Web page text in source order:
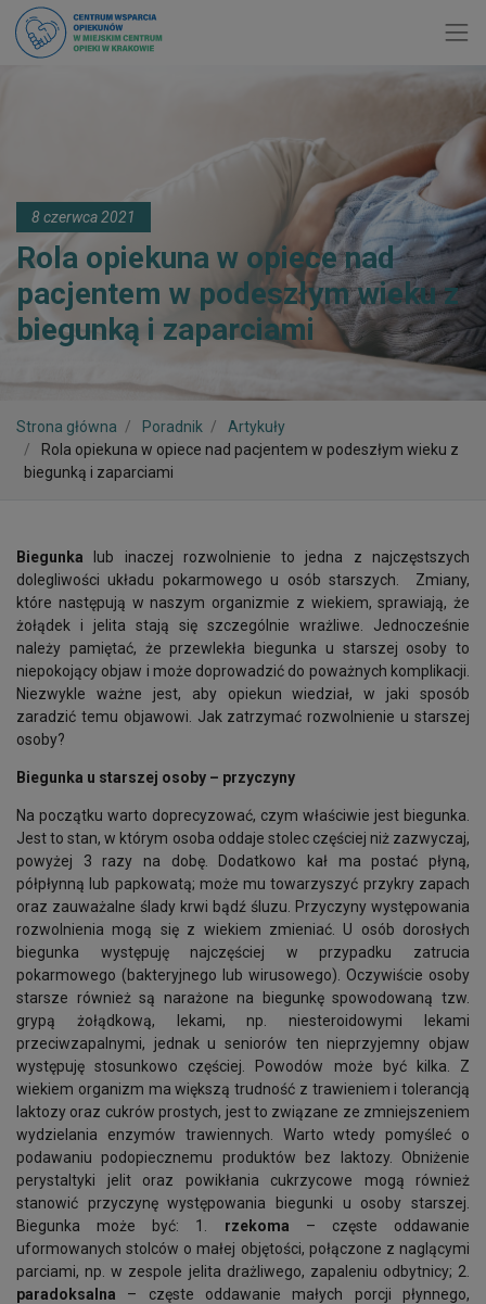
8 czerwca 2021
Rola opiekuna w opiece nad
pacjentem w podeszłym wieku z
biegunką i zaparciami
Strona główna Poradnik
Artykuły
Rola opiekuna w opiece nad pacjentem w podeszłym wieku z
biegunką i zaparciami
Biegunka
lub inaczej rozwolnienie to jedna z najczęstszych
dolegliwości układu pokarmowego u osób starszych. Zmiany,
które następują w naszym organizmie z wiekiem, sprawiają, że
żołądek i jelita stają się szczególnie wrażliwe. Jednocześnie
należy pamiętać, że przewlekła biegunka u starszej osoby to
niepokojący objaw i może doprowadzić do poważnych komplikacji.
Niezwykle ważne jest, aby opiekun wiedział, w jaki sposób
zaradzić temu objawowi. Jak zatrzymać rozwolnienie u starszej
osoby?
Biegunka u starszej osoby – przyczyny
Na początku warto doprecyzować, czym właściwie jest biegunka.
Jest to stan, w którym osoba oddaje stolec częściej niż zazwyczaj,
powyżej 3 razy na dobę. Dodatkowo kał ma postać płyną,
półpłynną lub papkowatą; może mu towarzyszyć przykry zapach
oraz zauważalne ślady krwi bądź śluzu. Przyczyny występowania
rozwolnienia mogą się z wiekiem zmieniać. U osób dorosłych
biegunka występuję najczęściej w przypadku zatrucia
pokarmowego (bakteryjnego lub wirusowego). Oczywiście osoby
starsze również są narażone na biegunkę spowodowaną tzw.
grypą żołądkową, lekami, np. niesteroidowymi lekami
przeciwzapalnymi, jednak u seniorów ten nieprzyjemny objaw
występuję stosunkowo częściej. Powodów może być kilka. Z
wiekiem organizm ma większą trudność z trawieniem i tolerancją
laktozy oraz cukrów prostych, jest to związane ze zmniejszeniem
wydzielania enzymów trawiennych. Warto wtedy pomyśleć o
podawaniu podopiecznemu produktów bez laktozy. Obniżenie
perystaltyki jelit oraz powikłania cukrzycowe mogą również
stanowić przyczynę występowania biegunki u osoby starszej.
Biegunka może być: 1. rzekoma – częste oddawanie
uformowanych stolców o małej objętości, połączone z naglącymi
parciami, np. w zespole jelita drażliwego, zapaleniu odbytnicy; 2.
paradoksalna – częste oddawanie małych porcji płynnego,